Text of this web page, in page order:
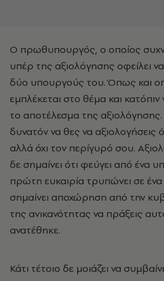
Ο πρωθυπουργός, ο οποίος
υπέρ της αξιολόγησης οφείλει
δύο υπουργούς του. Όπως και
εμπλέκεται στο θέμα και
το αποτέλεσμα της αξιολόγησης.
δυνατόν να θες να
αλλά όχι τον περίγυρό σου.
δε σημαίνει ότι φεύγει από ένα
πρώτη ευκαιρία τρυπώνει σε
σημαίνει αποχώρηση από την
της ανικανότητας να πράξεις
ανατέθηκε.
Κάτι τέτοιο δε μοιάζει να